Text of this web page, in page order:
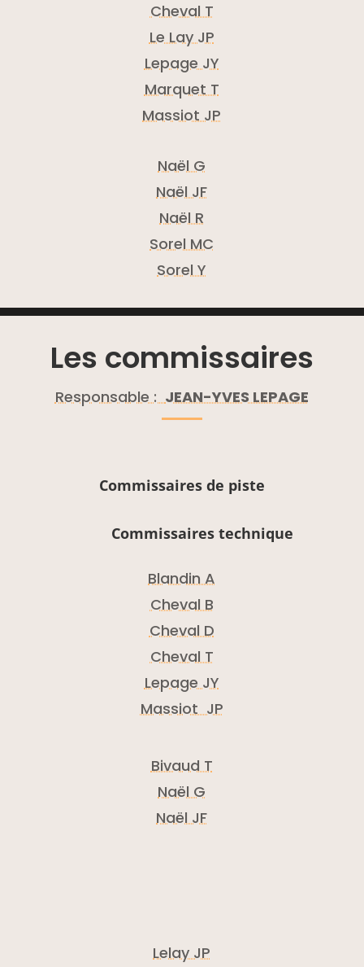
Cheval T
Le Lay JP
Lepage JY
Marquet T
Massiot JP
Naël G
Naël JF
Naël R
Sorel MC
Sorel Y
Les commissaires
Responsable :JEAN-YVES LEPAGE
Commissaires de piste
Commissaires technique
Blandin A
Cheval B
Cheval D
Cheval T
Lepage JY
Massiot JP
Bivaud T
Naël G
Naël JF
Lelay JP